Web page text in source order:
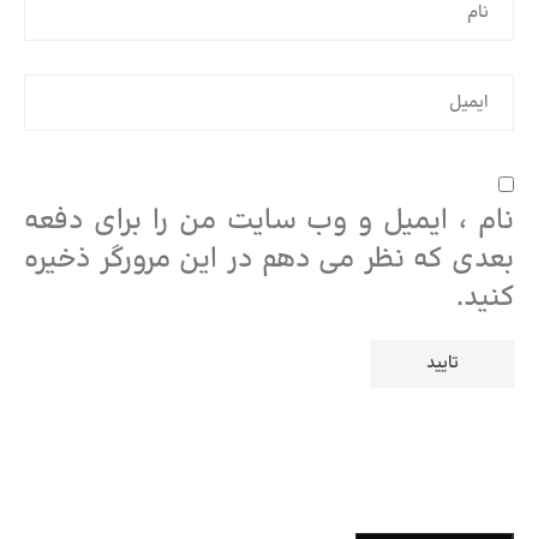
نام ، ایمیل و وب سایت من را برای دفعه
بعدی که نظر می دهم در این مرورگر ذخیره
کنید.